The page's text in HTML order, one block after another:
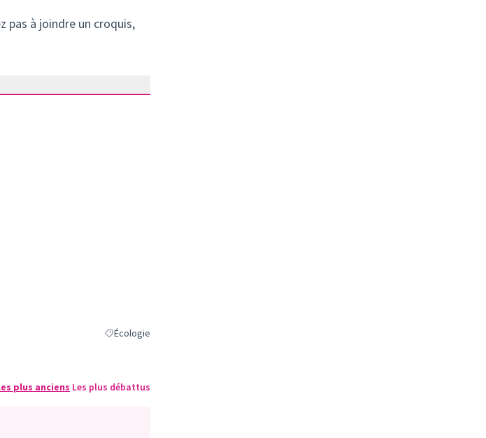
pas à joindre un croquis,
Filtrer les résultats de la catégorie : Écologie
Écologie
plus anciens Les plus débattus